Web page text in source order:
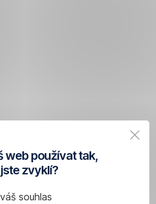
web používat tak,
zvyklí?
souhlas